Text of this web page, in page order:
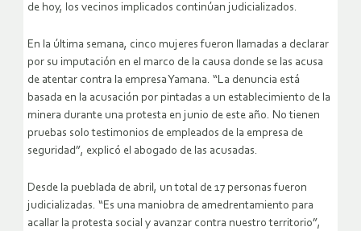
de hoy, los vecinos implicados continúan judicializados.
En la última semana, cinco mujeres fueron llamadas a declarar
por su imputación en el marco de la causa donde se las acusa
de atentar contra la empresa Yamana. “La denuncia está
basada en la acusación por pintadas a un establecimiento de la
minera durante una protesta en junio de este año. No tienen
pruebas solo testimonios de empleados de la empresa de
seguridad”, explicó el abogado de las acusadas.
Desde la pueblada de abril, un total de 17 personas fueron
judicializadas. “Es una maniobra de amedrentamiento para
acallar la protesta social y avanzar contra nuestro territorio”,